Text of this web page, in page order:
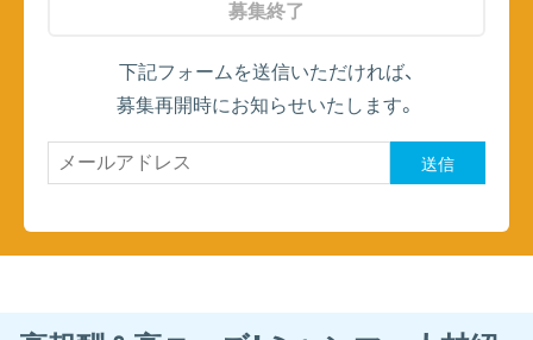
募集終了
下記フォームを送信いただければ、
募集再開時にお知らせいたします。
送信